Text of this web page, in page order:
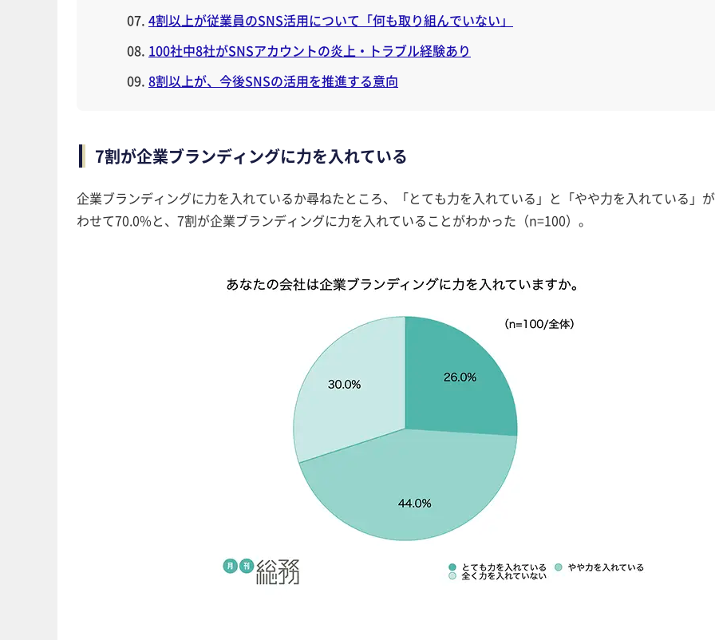
4割以上が従業員のSNS活用について「何も取り組んでいない」
100社中8社がSNSアカウントの炎上・トラブル経験あり
8割以上が、今後SNSの活用を推進する意向
7割が企業ブランディングに力を入れている
企業ブランディングに力を入れているか尋ねたところ、「とても力を入れている」と「やや力を入れている」
わせて70.0%と、7割が企業ブランディングに力を入れていることがわかった（n=100）。